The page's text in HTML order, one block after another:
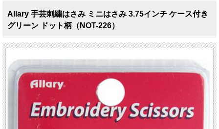
Allary 手芸刺繍はさみ ミニはさみ 3.75インチ ケース付き
グリーン ドット柄（NOT-226）